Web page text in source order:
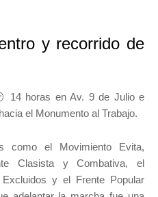
y recorrido de
14 horas en Av. 9 de Julio e
el Monumento al Trabajo.
como el Movimiento Evita,
Clasista y Combativa, el
y el Frente Popular